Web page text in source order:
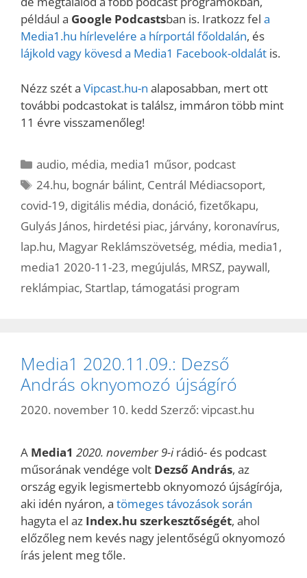
például a Google Podcastsban is. Iratkozz fel a
Media1.hu hírlevelére a hírportál főoldalán, és
lájkold vagy kövesd a Media1 Facebook-oldalát is.
Nézz szét a Vipcast.hu-n alaposabban, mert ott
további podcastokat is találsz, immáron több mint
11 évre visszamenőleg!
Kategória
audio, média, media1 műsor, podcast
Címkék
24.hu, bognár bálint, Centrál Médiacsoport,
covid-19, digitális média, donáció, fizetőkapu,
Gulyás János, hirdetési piac, járvány, koronavírus,
lap.hu, Magyar Reklámszövetség, média, media1 ,
media1 2020-11-23, megújulás, MRSZ, paywall,
reklámpiac, Startlap, támogatási program
Media1 2020.11.09.: Dezső
András oknyomozó újságíró
2020. november 10. kedd Szerző: vipcast.hu
A Media1 2020. november 9-irádió- és podcast
műsorának vendége volt Dezső András, az
ország egyik legismertebb oknyomozó újságírója,
aki idén nyáron, a tömeges távozások során
hagyta el az Index.hu szerkesztőségét, ahol
előzőleg nem kevés nagy jelentőségű oknyomozó
írás jelent meg tőle.